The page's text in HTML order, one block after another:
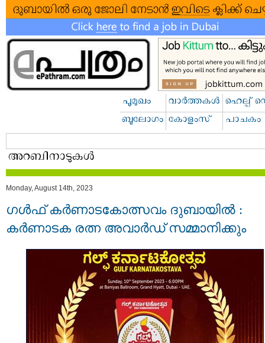
Monday, August 14th, 2023
ഗൾഫ് കർണാടകോത്സവം ദുബായിൽ :
കര്‍ണാടക രത്ന അവാര്‍ഡ് സമ്മാനിക്കും